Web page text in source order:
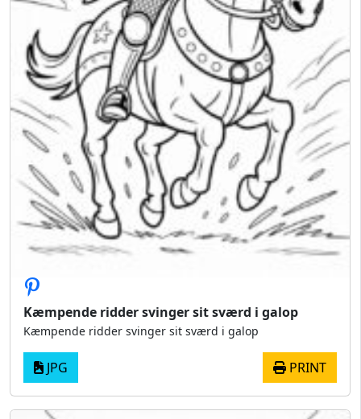
Kæmpende ridder svinger sit sværd i galop
Kæmpende ridder svinger sit sværd i galop
JPG PRINT